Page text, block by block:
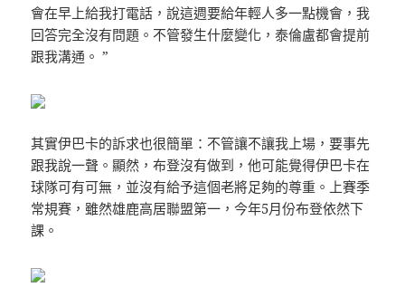
會在早上給我打電話，說這週要給年輕人多一點機會，我
回答完全沒有問題。不管發生什麼變化，泰倫盧都會提前
跟我溝通。 ”
其實伊巴卡的訴求也很簡單：不管讓不讓我上場，要事先
跟我說一聲。顯然，布登沒有做到，他可能覺得伊巴卡在
球隊可有可無，並沒有給予這個老將足夠的尊重。上賽季
常規賽，雖然雄鹿高居聯盟第一，今年5月份布登依然下
課。